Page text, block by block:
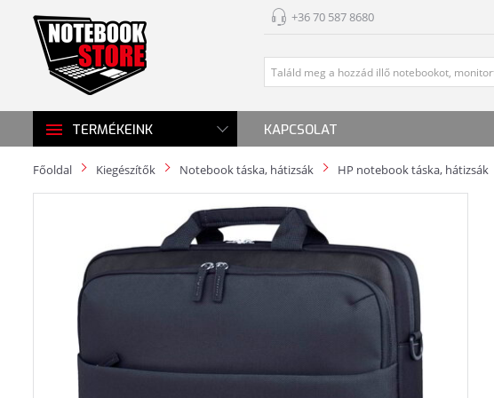
+36 70 587 8680
TERMÉKEINK KAPCSOLAT
Főoldal Kiegészítők Notebook táska, hátizsák HP notebook táska, hátizsák